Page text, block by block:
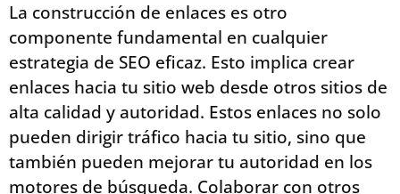
La construcción de enlaces es otro
componente fundamental en cualquier
estrategia de SEO eficaz. Esto implica crear
enlaces hacia tu sitio web desde otros sitios de
alta calidad y autoridad. Estos enlaces no solo
pueden dirigir tráfico hacia tu sitio, sino que
también pueden mejorar tu autoridad en los
motores de búsqueda. Colaborar con otros